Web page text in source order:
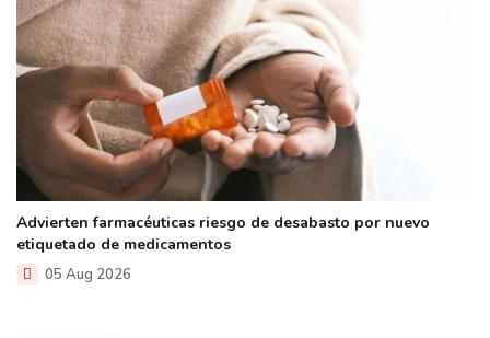
Advierten farmacéuticas riesgo de desabasto por nuevo
etiquetado de medicamentos
05 Aug 2026